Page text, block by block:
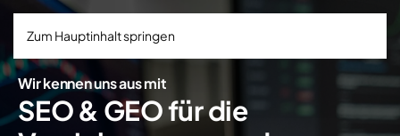
Zum Hauptinhalt springen
Wir kennen uns aus mit
SEO & GEO für die